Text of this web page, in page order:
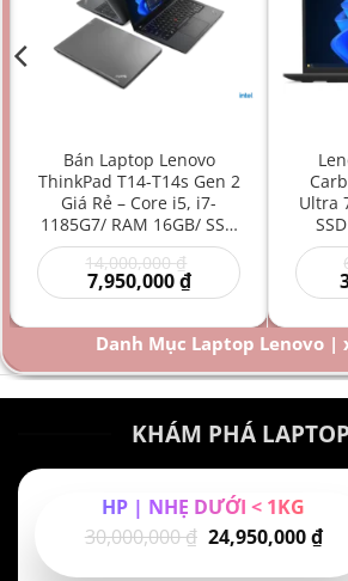
Bán Laptop Lenovo
ThinkPad T14-T14s Gen 2
Giá Rẻ – Core i5, i7-
1185G7/ RAM 16GB/ SSD
512GB/ Intel Iris Xe
Graphics/ 14 inch –
Laptop doanh nhân/
Laptop bền bỉ/ Laptop
hiệu năng mạnh giá rẻ
14,000,000₫
gốc
là:
14,000,000 ₫.
7,950,000₫Giá
hiện
là:
7,950,000 ₫.
Ultra
Siêu
₫.
Danh Mục Laptop Lenovo |
KHÁM PHÁ
HP | NHẸ DƯỚI < 1KG
30,000,000₫ Giá
24,950,000₫Giá